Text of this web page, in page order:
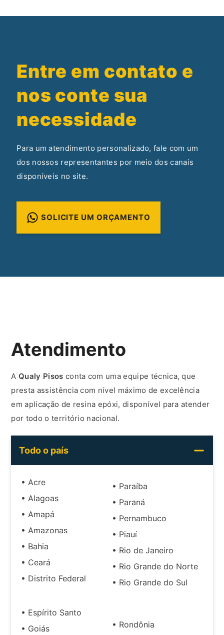
Entre em contato e
nos conte sua
necessidade
Para um atendimento personalizado, fale com um
dos nossos representantes por meio dos canais
disponíveis no site.
SOLICITE UM ORÇAMENTO
Atendimento
AQualy Pisos conta com uma equipe técnica, que
presta assistência com nível máximo de excelência
em aplicação de resina epóxi, disponível para atender
por todo o território nacional.
Todo o país
• Acre
• Alagoas
• Amapá
• Amazonas
• Bahia
• Ceará
• Distrito Federal
• Espírito Santo
• Goiás
• Paraíba
• Paraná
• Pernambuco
• Piauí
• Rio de Janeiro
• Rio Grande do Norte
• Rio Grande do Sul
• Rondônia